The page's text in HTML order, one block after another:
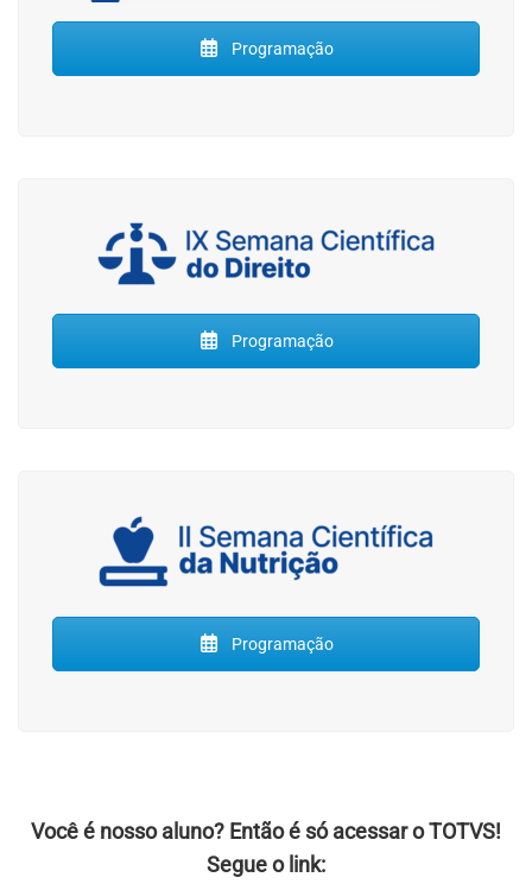
Programação
Programação
Programação
Você é nosso aluno? Então é só acessar o TOTVS!
Segue o link: